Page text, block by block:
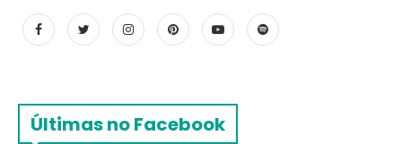
Últimas no Facebook